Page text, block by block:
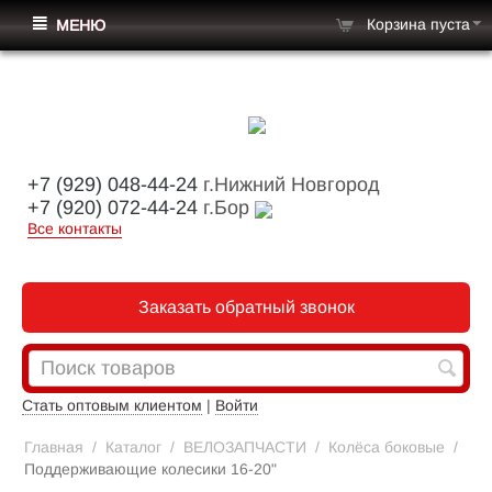
+7 (929) 048-44-24 г.Нижний Новгород
+7 (920) 072-44-24 г.Бор
Все контакты
Заказать обратный звонок
Стать оптовым клиентом | Войти
МЕНЮ Корзина пуста
Главная / Каталог / ВЕЛОЗАПЧАСТИ / Колёса боковые /
Поддерживающие колесики 16-20"